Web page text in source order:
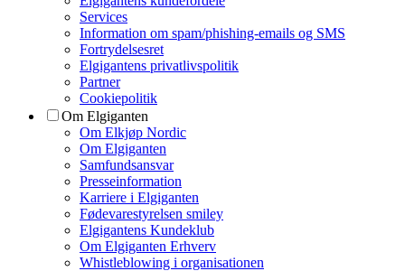
Services
Information om spam/phishing-emails og SMS
Fortrydelsesret
Elgigantens privatlivspolitik
Partner
Cookiepolitik
Om Elgiganten
Om Elkjøp Nordic
Om Elgiganten
Samfundsansvar
Presseinformation
Karriere i Elgiganten
Fødevarestyrelsen smiley
Elgigantens Kundeklub
Om Elgiganten Erhverv
Whistleblowing i organisationen